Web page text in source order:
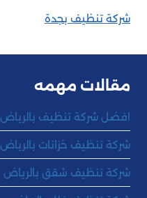
شركة تنظيف بجدة
مقالات مهمه
افضل شركة تنظيف بالرياض
شركة تنظيف خزانات بالرياض
شركة تنظيف شقق بالرياض